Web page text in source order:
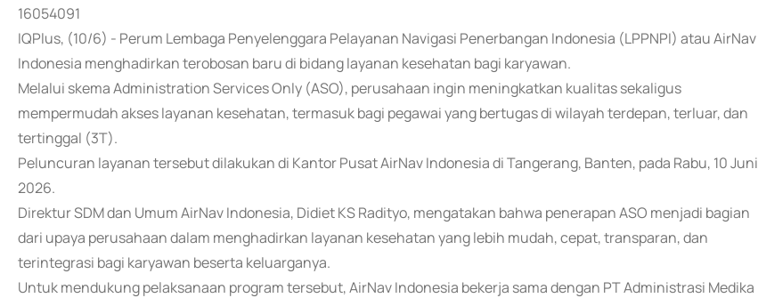
16054091
IQPlus, (10/6) - Perum Lembaga Penyelenggara Pelayanan Navigasi Penerbangan Indonesia (LPPNPI) atau AirNav
Indonesia menghadirkan terobosan baru di bidang layanan kesehatan bagi karyawan.
Melalui skema Administration Services Only (ASO), perusahaan ingin meningkatkan kualitas sekaligus
mempermudah akses layanan kesehatan, termasuk bagi pegawai yang bertugas di wilayah terdepan, terluar, dan
tertinggal (3T).
Peluncuran layanan tersebut dilakukan di Kantor Pusat AirNav Indonesia di Tangerang, Banten, pada Rabu, 10 Juni
2026.
Direktur SDM dan Umum AirNav Indonesia, Didiet KS Radityo, mengatakan bahwa penerapan ASO menjadi bagian
dari upaya perusahaan dalam menghadirkan layanan kesehatan yang lebih mudah, cepat, transparan, dan
terintegrasi bagi karyawan beserta keluarganya.
Untuk mendukung pelaksanaan program tersebut, AirNav Indonesia bekerja sama dengan PT Administrasi Medika